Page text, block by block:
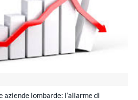
aziende lombarde: l’allarme di